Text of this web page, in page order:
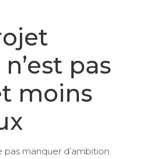
pas
moins
manquer d’ambition.